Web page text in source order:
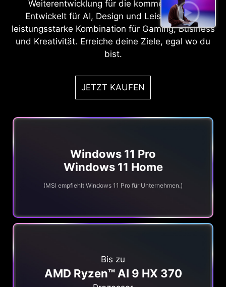
Weiterentwicklung für die kommende Ära.
Entwickelt für AI, Design und Leistung. Eine
leistungsstarke Kombination für Gaming, Business
und Kreativität. Erreiche deine Ziele, egal wo du
bist.
JETZT KAUFEN
Windows 11 Pro
Windows 11 Home
(MSI empfiehlt Windows 11 Pro für Unternehmen.)
Bis zu
AMD Ryzen™ AI 9 HX 370